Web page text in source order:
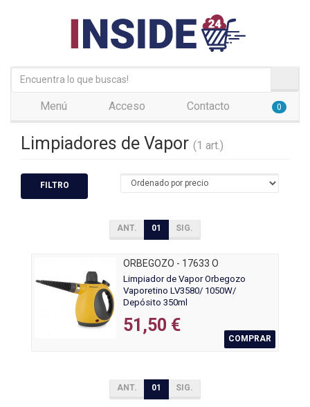
Menú Acceso Contacto 0
Limpiadores de Vapor (1 art.)
FILTRO
ANT. 01 SIG.
ORBEGOZO - 17633 O
Limpiador de Vapor Orbegozo
Vaporetino LV3580/ 1050W/
Depósito 350ml
51,50 €
COMPRAR
ANT. 01 SIG.